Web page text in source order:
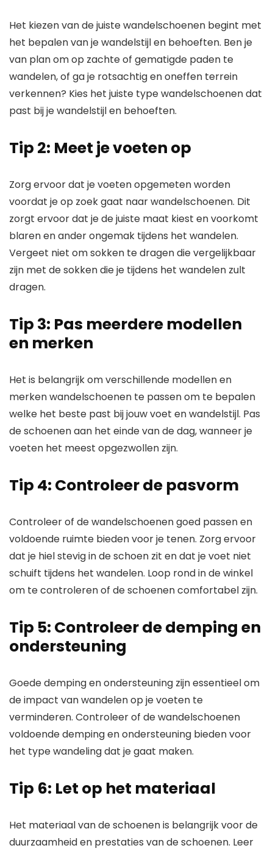
Het kiezen van de juiste wandelschoenen begint met
het bepalen van je wandelstijl en behoeften. Ben je
van plan om op zachte of gematigde paden te
wandelen, of ga je rotsachtig en oneffen terrein
verkennen? Kies het juiste type wandelschoenen dat
past bij je wandelstijl en behoeften.
Tip 2: Meet je voeten op
Zorg ervoor dat je voeten opgemeten worden
voordat je op zoek gaat naar wandelschoenen. Dit
zorgt ervoor dat je de juiste maat kiest en voorkomt
blaren en ander ongemak tijdens het wandelen.
Vergeet niet om sokken te dragen die vergelijkbaar
zijn met de sokken die je tijdens het wandelen zult
dragen.
Tip 3: Pas meerdere modellen
en merken
Het is belangrijk om verschillende modellen en
merken wandelschoenen te passen om te bepalen
welke het beste past bij jouw voet en wandelstijl. Pas
de schoenen aan het einde van de dag, wanneer je
voeten het meest opgezwollen zijn.
Tip 4: Controleer de pasvorm
Controleer of de wandelschoenen goed passen en
voldoende ruimte bieden voor je tenen. Zorg ervoor
dat je hiel stevig in de schoen zit en dat je voet niet
schuift tijdens het wandelen. Loop rond in de winkel
om te controleren of de schoenen comfortabel zijn.
Tip 5: Controleer de demping en
ondersteuning
Goede demping en ondersteuning zijn essentieel om
de impact van wandelen op je voeten te
verminderen. Controleer of de wandelschoenen
voldoende demping en ondersteuning bieden voor
het type wandeling dat je gaat maken.
Tip 6: Let op het materiaal
Het materiaal van de schoenen is belangrijk voor de
duurzaamheid en prestaties van de schoenen. Leer